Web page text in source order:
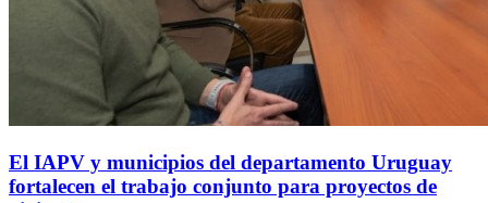
El IAPV y municipios del departamento Uruguay
fortalecen el trabajo conjunto para proyectos de